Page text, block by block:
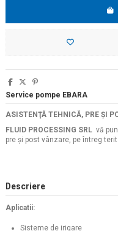
Service pompe EBARA
ASISTENŢĂ TEHNICĂ, PRE ŞI
FLUID PROCESSING SRL vă
pre şi post vânzare, pe întreg
Descriere
Aplicatii:
Sisteme de irigare